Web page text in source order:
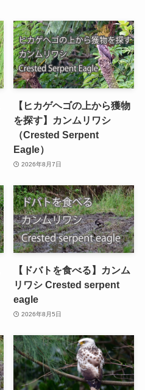
【ヒカゲヘゴの上から獲物
を探す】カンムリワシ
（Crested Serpent
Eagle）
2026年8月7日
【ドバトを食べる】カンム
リワシ Crested serpent
eagle
2026年8月5日